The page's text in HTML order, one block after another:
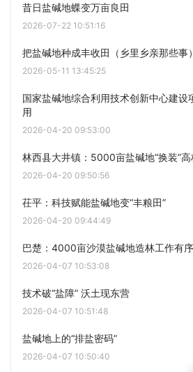
昔日盐碱地蝶变万亩良田
2026-07-22 10:51:16
把盐碱地种成丰收田（乡里乡亲那些事）
2026-05-11 13:45:25
国家盐碱地综合利用技术创新中心建设
用
2026-04-20 09:53:00
林西县大井镇：5000亩盐碱地“换装”高
2026-04-20 09:50:56
茌平：科技赋能盐碱地变“丰粮田”
2026-04-20 09:44:49
巴楚：4000亩沙漠盐碱地造林工作有
2026-04-07 10:53:08
技术破“盐障” 沃土现东营
2026-04-07 10:51:48
盐碱地上的“排盐密码”
2026-04-07 10:50:40